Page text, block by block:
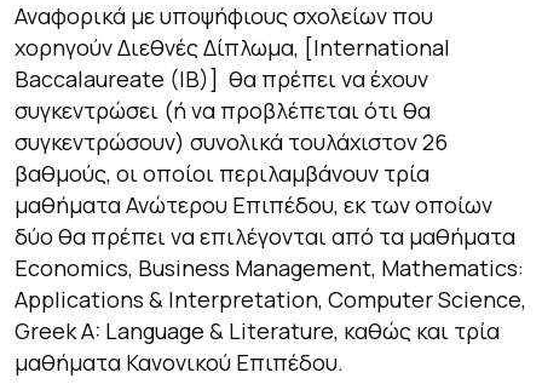
Αναφορικά με υποψήφιους σχολείων που
χορηγούν Διεθνές Δίπλωμα, [International
Baccalaureate (IB)] θα πρέπει να έχουν
συγκεντρώσει (ή να προβλέπεται ότι θα
συγκεντρώσουν) συνολικά τουλάχιστον 26
βαθμούς, οι οποίοι περιλαμβάνουν τρία
μαθήματα Ανώτερου Επιπέδου, εκ των οποίων
δύο θα πρέπει να επιλέγονται από τα μαθήματα
Economics, Business Management, Mathematics:
Applications & Interpretation, Computer Science,
Greek A: Language & Literature, καθώς και τρία
μαθήματα Κανονικού Επιπέδου.